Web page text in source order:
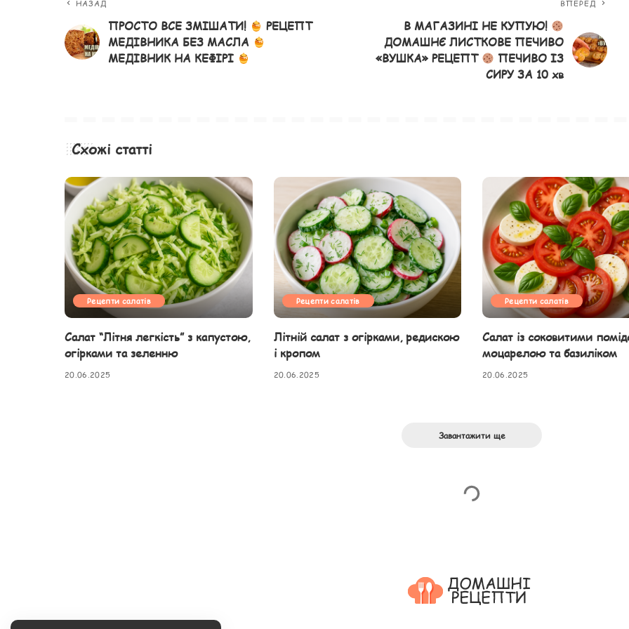
НАЗАД
ПРОСТО ВСЕ ЗМІШАТИ!
РЕЦЕПТ
МЕДІВНИКА БЕЗ МАСЛА
МЕДІВНИК НА КЕФІРІ
ВПЕРЕД
В МАГАЗИНІ НЕ КУПУЮ!
ДОМАШНЄ ЛИСТКОВЕ ПЕЧИВО
«ВУШКА» РЕЦЕПТ
ПЕЧИВО ІЗ
СИРУ ЗА 10 хв
Схожі статті
Рецепти салатів
Салат “Літня легкість” з капустою,
огірками та зеленню
20.06.2025
Рецепти салатів
Літній салат з огірками, редискою
і кропом
20.06.2025
Рецепти салатів
Салат із соковитими
моцарелою та базиліком
20.06.2025
Завантажити ще